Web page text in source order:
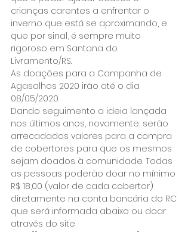
crianças carentes a enfrentar o
inverno que está se aproximando, e
que por sinal, é sempre muito
rigoroso em Santana do
Livramento/RS.
As doações para a Campanha de
Agasalhos 2020 irão até o dia
08/05/2020.
Dando seguimento a ideia lançada
nos últimos anos, novamente, serão
arrecadados valores para a compra
de cobertores para que os mesmos
sejam doados à comunidade. Todas
as pessoas poderão doar no mínimo
R$ 18,00 (valor de cada cobertor)
diretamente na conta bancária do RC
que será informada abaixo ou doar
através do site